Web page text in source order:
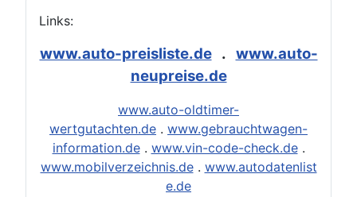
Links:
www.auto-preisliste.de. www.auto-
neupreise.de
www.auto-oldtimer-
wertgutachten.de . www.gebrauchtwagen-
information.de. www.vin-code-check.de.
www.mobilverzeichnis.de. www.autodatenlist
e.de